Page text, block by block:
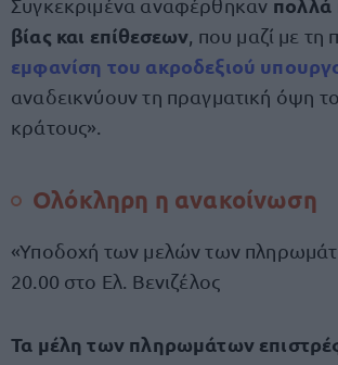
Συγκεκριμένα αναφέρθηκαν
βίας και επίθεσεων , που μαζί με τη
εμφανίση του ακροδεξιού
αναδεικνύουν τη πραγματική όψη
κράτους».
Ολόκληρη η ανακοίνωση
«Υποδοχή των μελών των
20.00 στο Ελ. Βενιζέλος
Τα μέλη των πληρωμάτων